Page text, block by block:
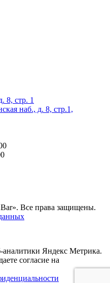
8, стр. 1
наб., д. 8, стр.1,
Все права защищены.
аналитики Яндекс Метрика.
согласие на